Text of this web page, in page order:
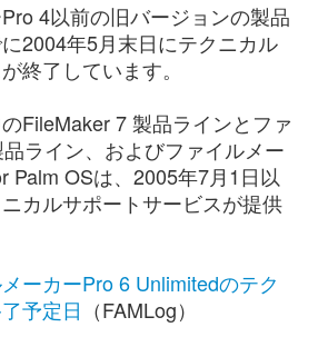
4以前の旧バージョンの製品
2004年5月末日にテクニカル
終了しています。
FileMaker 7 製品ラインとファ
ライン、およびファイルメー
Palm OSは、2005年7月1日以
カルサポートサービスが提供
ーカーPro 6 Unlimitedのテク
予定日 （FAMLog）